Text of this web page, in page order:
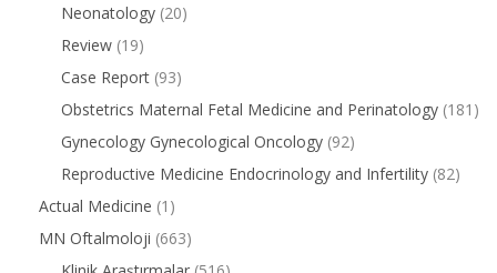
Neonatology (20)
Review (19)
Case Report (93)
Obstetrics Maternal Fetal Medicine and Perinatology (181)
Gynecology Gynecological Oncology (92)
Reproductive Medicine Endocrinology and Infertility (82)
Actual Medicine (1)
MN Oftalmoloji (663)